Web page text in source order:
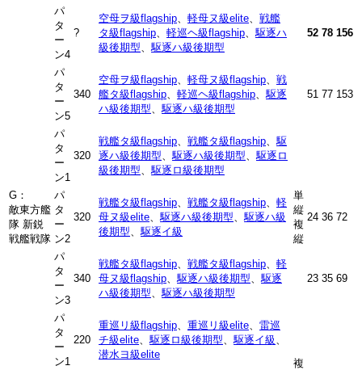
パ
タ
ー
ン4
?
空母ヲ級flagship 軽母ヌ級elite
戦艦
タ級flagship
軽巡ヘ級flagship
駆逐ハ
級後期型
駆逐ハ級後期型
52 78 156
パ
タ
ー
ン5
340
空母ヲ級flagship 軽母ヌ級flagship
戦
艦タ級flagship
軽巡ヘ級flagship
駆逐
ハ級後期型
駆逐ハ級後期型
51 77 153
G：
敵東方艦
隊 新鋭
戦艦戦隊
パ
タ
ー
ン1
320
戦艦タ級flagship 戦艦タ級flagship
駆
逐ハ級後期型
駆逐ハ級後期型
駆逐ロ
級後期型
駆逐ロ級後期型
単
縦
複
縦
パ
タ
ー
ン2
320
戦艦タ級flagship 戦艦タ級flagship
軽
母ヌ級elite
駆逐ハ級後期型
駆逐ハ級
後期型
駆逐イ級
24 36 72
パ
タ
ー
ン3
340
戦艦タ級flagship 戦艦タ級flagship
軽
母ヌ級flagship
駆逐ハ級後期型
駆逐
ハ級後期型
駆逐ハ級後期型
23 35 69
パ
タ
ー
ン1
220
重巡リ級flagship 重巡リ級elite
雷巡
チ級elite
駆逐ロ級後期型 駆逐イ級
潜水ヨ級elite
複